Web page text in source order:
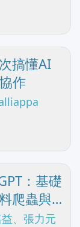
搞懂AI
作
：基礎
爬蟲與
、張力元